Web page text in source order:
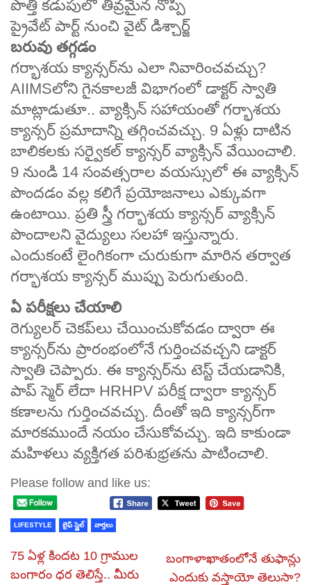
పొత్తి కడుపులో తీవ్రమైన నొప్పి
ప్రైవేట్ పార్ట్ నుంచి వైట్‌ డిశ్చార్జ్
బరువు తగ్గడం
గర్భాశయ క్యాన్సర్‌ను ఎలా నివారించవచ్చు?
AIIMSలోని గైనకాలజీ విభాగంలో డాక్టర్ స్వాతి
మాట్లాడుతూ.. వ్యాక్సిన్ సహాయంతో గర్భాశయ
క్యాన్సర్ ప్రమాదాన్ని తగ్గించవచ్చు. 9 ఏళ్లు దాటిన
బాలికలకు సర్వైకల్‌ క్యాన్సర్‌ వ్యాక్సిన్‌ వేయించాలి.
9 నుండి 14 సంవత్సరాల వయస్సులో ఈ వ్యాక్సిన్
పొందడం వల్ల కలిగే ప్రయోజనాలు ఎక్కువగా
ఉంటాయి. ప్రతి స్త్రీ గర్భాశయ క్యాన్సర్ వ్యాక్సిన్
పొందాలని వైద్యులు సలహా ఇస్తున్నారు.
ఎందుకంటే లైంగికంగా చురుకుగా మారిన తర్వాత
గర్భాశయ క్యాన్సర్ ముప్పు పెరుగుతుంది.
ఏ పరీక్షలు చేయాలి
రెగ్యులర్ చెకప్‌లు చేయించుకోవడం ద్వారా ఈ
క్యాన్సర్‌ను ప్రారంభంలోనే గుర్తించవచ్చని డాక్టర్
స్వాతి చెప్పారు. ఈ క్యాన్సర్‌ను టెస్ట్ చేయడానికి,
పాప్ స్మెర్ లేదా HRHPV పరీక్ష ద్వారా క్యాన్సర్
కణాలను గుర్తించవచ్చు. దీంతో ఇది క్యాన్సర్‌గా
మారకముందే నయం చేసుకోవచ్చు. ఇది కాకుండా
మహిళలు వ్యక్తిగత పరిశుభ్రతను పాటించాలి.
Please follow and like us:
LIFESTYLE లైఫ్ స్టైల్ వార్తలు
75 ఏళ్ల కిందట 10 గ్రాముల
బంగారం ధర తెలిస్తే.. మీరు
బంగాళాఖాతంలోనే తుఫాన్లు
ఎందుకు వస్తాయో తెలుసా?